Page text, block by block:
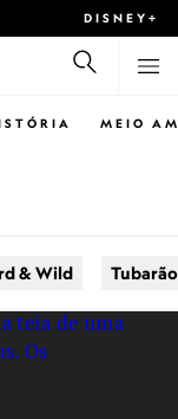
DISNEY+
MEIO
& Wild Tubarão